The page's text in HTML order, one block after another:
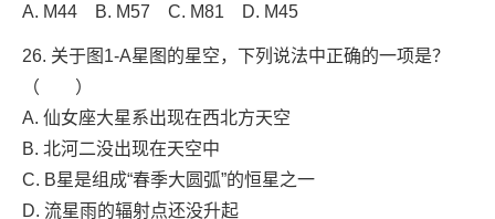
A. M44 B. M57 C. M81 D. M45
26. 关于图1-A星图的星空，下列说法中正确的一项是？
（ ）
A. 仙女座大星系出现在西北方天空
B. 北河二没出现在天空中
C. B星是组成“春季大圆弧”的恒星之一
D. 流星雨的辐射点还没升起